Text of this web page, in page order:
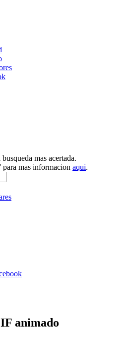
mas acertada.
mas informacion aqui.
animado